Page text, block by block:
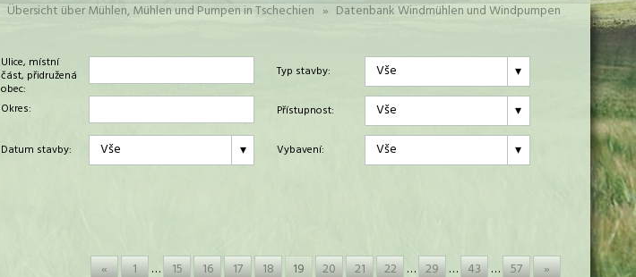
Übersicht über Mühlen, Mühlen und Pumpen in Tschechien » Datenbank Windmühlen und Windpumpen
Ulice, místní
část, přidružená
obec:
Typ stavby: Vše
Okres: Přístupnost: Vše
Datum stavby: Vše Vybavení: Vše
«
1 … 15 16 17 18 19 20 21 22 … 29 … 43 … 57
»